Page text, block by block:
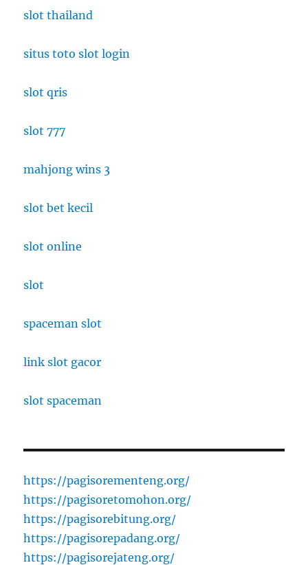
slot thailand
situs toto slot login
slot qris
slot 777
mahjong wins 3
slot bet kecil
slot online
slot
spaceman slot
link slot gacor
slot spaceman
https://pagisorementeng.org/
https://pagisoretomohon.org/
https://pagisorebitung.org/
https://pagisorepadang.org/
https://pagisorejateng.org/